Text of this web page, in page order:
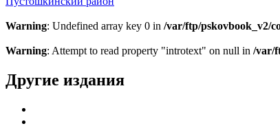
Warning: Undefined array key 0 in /var/ftp/pskovbook_v2/
Warning: Attempt to read property "introtext" on null in /var/
Другие издания